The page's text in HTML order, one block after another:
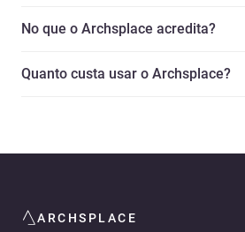
No que o Archsplace acredita?
Quanto custa usar o Archsplace?
ARCHSPLACE